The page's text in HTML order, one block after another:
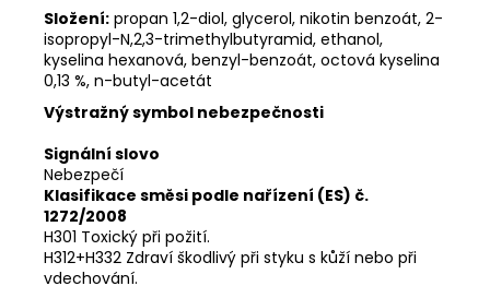
Složení: propan 1,2-diol, glycerol, nikotin benzoát, 2-
isopropyl-N,2,3-trimethylbutyramid, ethanol,
kyselina hexanová, benzyl-benzoát, octová kyselina
0,13 %, n-butyl-acetát
Výstražný symbol nebezpečnosti
Signální slovo
Nebezpečí
Klasifikace směsi podle nařízení (ES) č.
1272/2008
H301 Toxický při požití.
H312+H332 Zdraví škodlivý při styku s kůží nebo při
vdechování.